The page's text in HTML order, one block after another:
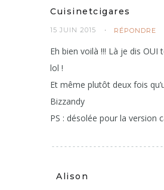
Cuisinetcigares
15 JUIN 2015 RÉPONDRE
Eh bien voilà !!! Là je dis OUI
lol !
Et même plutôt deux fois
Bizzandy
PS : désolée pour la version
Alison